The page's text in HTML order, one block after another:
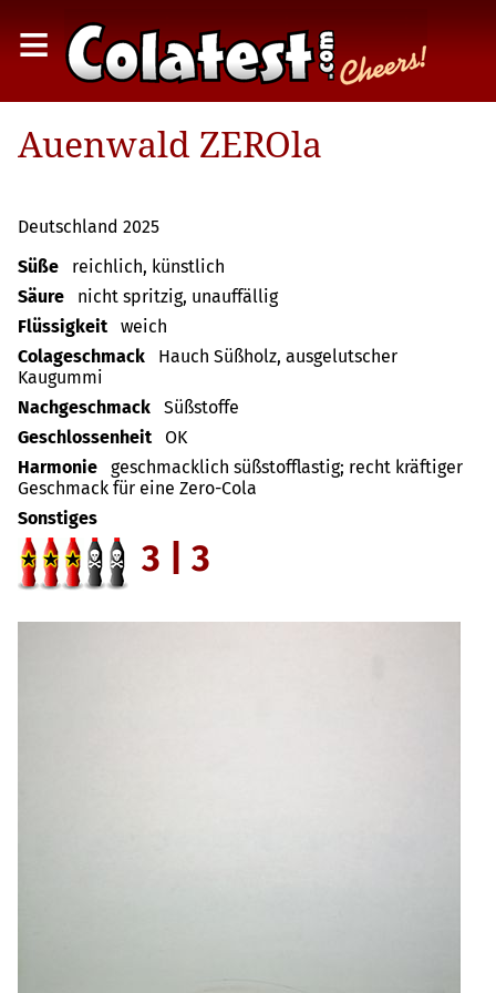
≡
Auenwald ZEROla
Deutschland 2025
Süße
reichlich, künstlich
Säure
nicht spritzig, unauffällig
Flüssigkeit
weich
Colageschmack
Hauch Süßholz, ausgelutscher
Kaugummi
Nachgeschmack
Süßstoffe
Geschlossenheit
OK
Harmonie
geschmacklich süßstofflastig; recht kräftiger
Geschmack für eine Zero-Cola
Sonstiges
3 | 3